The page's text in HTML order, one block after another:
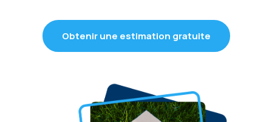
Obtenir une estimation gratuite